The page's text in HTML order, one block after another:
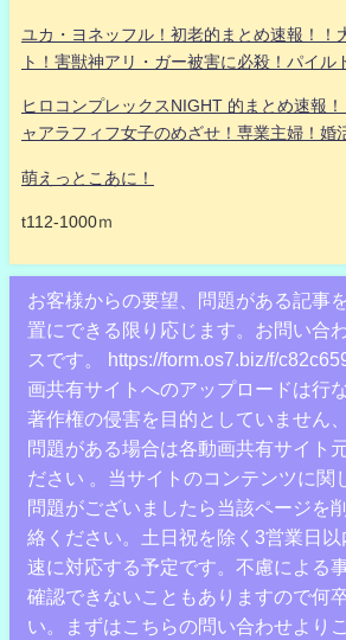
ユカ・ヨネッフル！初老的まとめ速報！！
ト！害獣神アリ・ガー被害に必殺！パイル
ヒロコンプレックスNIGHT 的まとめ速報
ャアラフィフ女子のめざせ！専業主婦！婚
萌えっとこあに！
t112-1000ｍ
お客様からの要望、問題がある記事
置にできる限り応じます。お問い合
スです。 https://form.os7.biz/f/
画共有サイトへのアップロードは行
著作権の侵害を目的としていません
問題がある場合は各動画共有サイト
ださい 。当サイトのコンテンツに関
問題がございましたら当該ページを
絡ください。土日祝を除く3営業日
速に対応する予定です。不慮による
確認できないこともありますので何
い。まずはこちらの問い合わせより